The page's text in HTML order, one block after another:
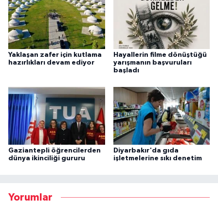
Yaklaşan zafer için kutlama
hazırlıkları devam ediyor
Hayallerin filme dönüştüğü
yarışmanın başvuruları
başladı
Gaziantepli öğrencilerden
dünya ikinciliği gururu
Diyarbakır'da gıda
işletmelerine sıkı denetim
Yorumlar